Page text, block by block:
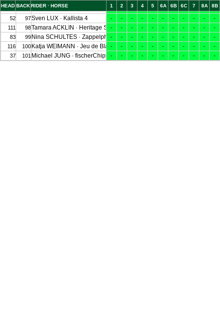
HEAD BACKRIDER · HORSE 1 2 3 4 5 6A 6B 6C 7 8A 8B
89
96 Ben VOGG · Dana De Beauvallon
- - - - - - - - - -
-
52
97Sven LUX · Kallista 4 - - - - - - - - - -
-
111
98Tamara ACKLIN · Heritage Stellor Laccato
- - - - - - - - - -
-
83
99 Nina SCHULTES · Zappelphilipp 2
- - - - - - - - - -
-
116
100 Katja WEIMANN · Jeu de Blanc W
- - - - - - - - - -
-
37
101 Michael JUNG · fischerChipmunk FRH
- - - - - - - - - - -